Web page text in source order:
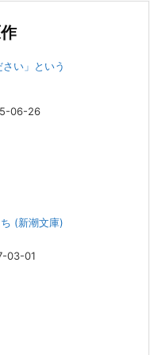
は、先月まで、10代の対
る親たち」をお送りして
Webで読むことができま
撃者f』で、（株）トキワ
得屋”の生き様～」続きを
いることではありますが、
える機会となりました。
必要のなかった付き合い
さい」という
06-26
(新潮文庫)
03-01